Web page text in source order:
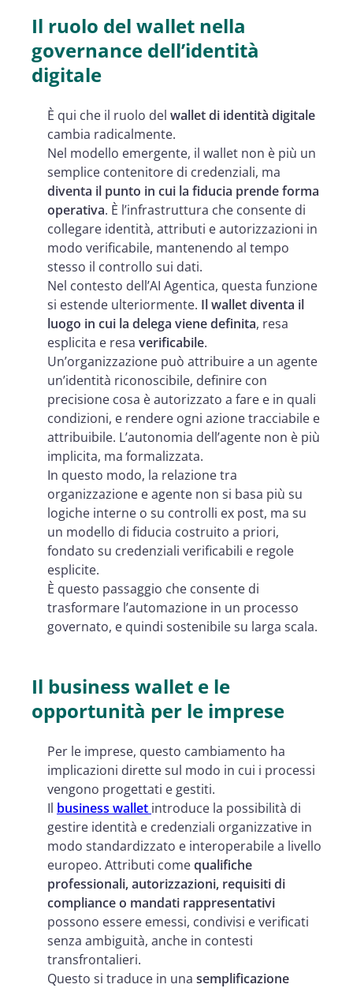
Il ruolo del wallet nella
governance dell’identità
digitale
È qui che il ruolo del wallet di identità digitale
cambia radicalmente.
Nel modello emergente, il wallet non è più un
semplice contenitore di credenziali, ma
diventa il punto in cui la fiducia prende forma
operativa. È l’infrastruttura che consente di
collegare identità, attributi e autorizzazioni in
modo verificabile, mantenendo al tempo
stesso il controllo sui dati.
Nel contesto dell’AI Agentica, questa funzione
si estende ulteriormente. Il wallet diventa il
luogo in cui la delega viene definita, resa
esplicita e resa verificabile.
Un’organizzazione può attribuire a un agente
un’identità riconoscibile, definire con
precisione cosa è autorizzato a fare e in quali
condizioni, e rendere ogni azione tracciabile e
attribuibile. L’autonomia dell’agente non è più
implicita, ma formalizzata.
In questo modo, la relazione tra
organizzazione e agente non si basa più su
logiche interne o su controlli ex post, ma su
un modello di fiducia costruito a priori,
fondato su credenziali verificabili e regole
esplicite.
È questo passaggio che consente di
trasformare l’automazione in un processo
governato, e quindi sostenibile su larga scala.
Il business wallet e le
opportunità per le imprese
Per le imprese, questo cambiamento ha
implicazioni dirette sul modo in cui i processi
vengono progettati e gestiti.
Il business wallet introduce la possibilità di
gestire identità e credenziali organizzative in
modo standardizzato e interoperabile a livello
europeo. Attributi comequalifiche
professionali, autorizzazioni, requisiti di
compliance o mandati rappresentativi
possono essere emessi, condivisi e verificati
senza ambiguità, anche in contesti
transfrontalieri.
Questo si traduce in una semplificazione